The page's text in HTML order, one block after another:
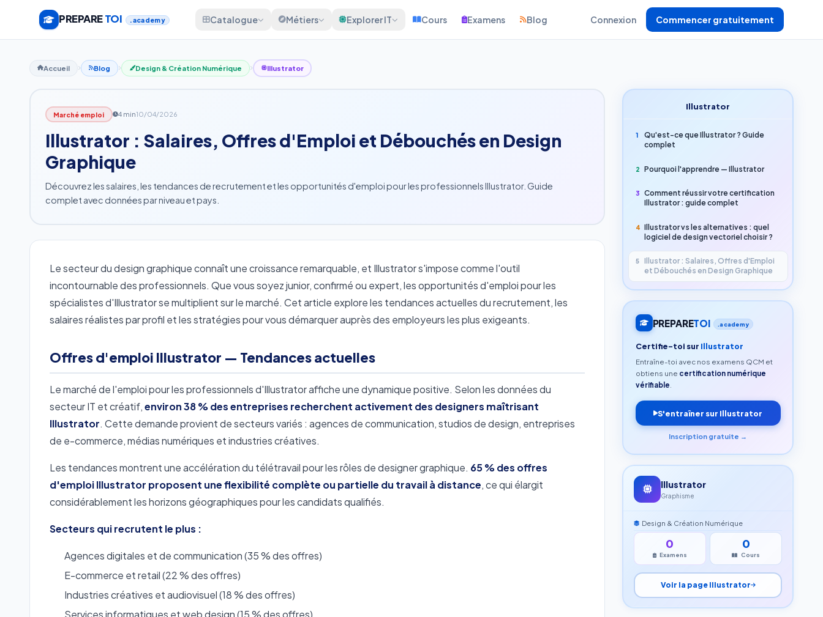
PREPARETOI .academy Catalogue Métiers Explorer IT Cours Examens Blog Connexion Commencer gratuitement
Accueil Blog Design & Création Numérique Illustrator
Marché emploi 4 min10/04/2026
Illustrator : Salaires, Offres d'Emploi et Débouchés en Design
Graphique
Découvrez les salaires, les tendances de recrutement et les opportunités d'emploi pour les professionnels Illustrator. Guide
complet avec données par niveau et pays.
Le secteur du design graphique connaît une croissance remarquable, et Illustrator s'impose comme l'outil
incontournable des professionnels. Que vous soyez junior, confirmé ou expert, les opportunités d'emploi pour les
spécialistes d'Illustrator se multiplient sur le marché. Cet article explore les tendances actuelles du recrutement, les
salaires réalistes par profil et les stratégies pour vous démarquer auprès des employeurs les plus exigeants.
Offres d'emploi Illustrator — Tendances actuelles
Le marché de l'emploi pour les professionnels d'Illustrator affiche une dynamique positive. Selon les données du
secteur IT et créatif,environ 38 % des entreprises recherchent activement des designers maîtrisant
Illustrator. Cette demande provient de secteurs variés : agences de communication, studios de design, entreprises
de e-commerce, médias numériques et industries créatives.
Les tendances montrent une accélération du télétravail pour les rôles de designer graphique. 65 % des offres
d'emploi Illustrator proposent une flexibilité complète ou partielle du travail à distance, ce qui élargit
considérablement les horizons géographiques pour les candidats qualifiés.
Secteurs qui recrutent le plus :
Agences digitales et de communication (35 % des offres)
E-commerce et retail (22 % des offres)
Industries créatives et audiovisuel (18 % des offres)
Services informatiques et web design (15 % des offres)
Illustrator
1
Qu'est-ce que Illustrator ? Guide
complet
2 Pourquoi l'apprendre — Illustrator
3
Comment réussir votre certification
Illustrator : guide complet
4 Illustrator vs les alternatives : quel
logiciel de design vectoriel choisir ?
5
Illustrator : Salaires, Offres d'Emploi
et Débouchés en Design Graphique
PREPARETOI .academy
Certifie-toi sur Illustrator
Entraîne-toi avec nos examens QCM et
obtiens une certification numérique
vérifiable.
S'entraîner sur Illustrator
Inscription gratuite →
Illustrator
Graphisme
Design & Création Numérique
0
Examens
0
Cours
Voir la page Illustrator